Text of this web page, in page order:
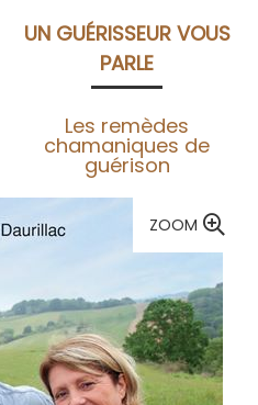
UN GUÉRISSEUR VOUS
PARLE
Les remèdes
chamaniques de
guérison
ZOOM